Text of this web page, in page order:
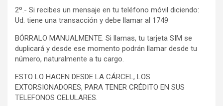
2º.- Si recibes un mensaje en tu teléfono móvil diciendo:
Ud. tiene una transacción y debe llamar al 1749
BÓRRALO MANUALMENTE. Si llamas, tu tarjeta SIM se
duplicará y desde ese momento podrán llamar desde tu
número, naturalmente a tu cargo.
ESTO LO HACEN DESDE LA CÁRCEL, LOS
EXTORSIONADORES, PARA TENER CRÉDITO EN SUS
TELEFONOS CELULARES.